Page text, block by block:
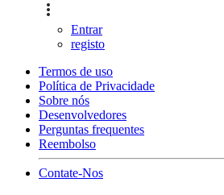
Entrar
registo
Termos de uso
Política de Privacidade
Sobre nós
Desenvolvedores
Perguntas frequentes
Reembolso
Contate-Nos